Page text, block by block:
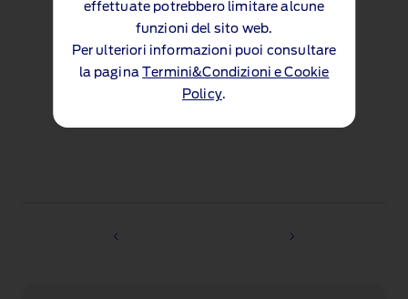
effettuate potrebbero limitare alcune
funzioni del sito web.
Per ulteriori informazioni puoi consultare
la pagina
Termini&Condizioni e Cookie
Policy.
per le aziende della rete
Ford (B2B)
Scopri di più (PDF 144KB)
per il consumatore
finale (B2C)